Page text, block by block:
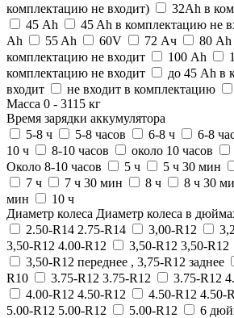
комплектацию не входит)
32Ah в
45 Ah
45 Ah в комплектацию не
Ah
55 Ah 60V 72 Ач 80 Ah
комплектацию не входит
100 Ah
комплектацию не входит
до 45 Ah в
входит
не входит в комплектацию
Масса 0 - 3115 кг
Время зарядки аккумулятора
5-8 ч
5-8 часов 6-8 ч 6-8
10 ч
8-10 часов около 10 часов
Около 8-10 часов
5 ч 5 ч 30 мин
7 ч
7 ч 30 мин 8 ч 8 ч 30
мин
10 ч
Диаметр колеса Диаметр колеса в
2.50-R14 2.75-R14
3,00-R12
3,50-R12 4.00-R12
3,50-R12 3,50-R12
3,50-R12 переднее , 3,75-R12 заднее
R10
3.75-R12 3.75-R12 3.75-R12
4.00-R12 4.50-R12
4.50-R12 4.50-
5.00-R12 5.00-R12
5.00-R12 6